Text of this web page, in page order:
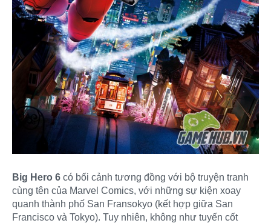
Big Hero 6 có bối cảnh tương đồng với bộ truyện tranh
cùng tên của Marvel Comics, với những sự kiện xoay
quanh thành phố San Fransokyo (kết hợp giữa San
Francisco và Tokyo). Tuy nhiên, không như tuyến cốt